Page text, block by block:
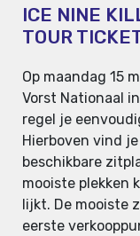
ICE NINE
TOUR
Op maandag 15
Vorst Nationaal
regel je
Hierboven vind
beschikbare
mooiste plekken
lijkt. De mooiste
eerste